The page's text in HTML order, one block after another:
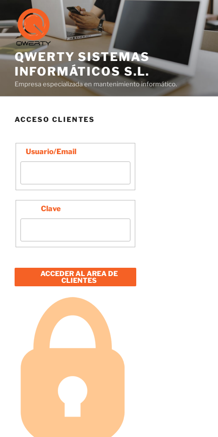
contenido
QWERTY SISTEMAS
INFORMÁTICOS S.L.
Empresa especializada en mantenimiento informático.
ACCESO CLIENTES
Usuario/Email
Clave
ACCEDER AL AREA DE
CLIENTES